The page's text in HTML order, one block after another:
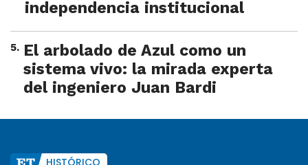
independencia institucional
5. El arbolado de Azul como un
sistema vivo: la mirada experta
del ingeniero Juan Bardi